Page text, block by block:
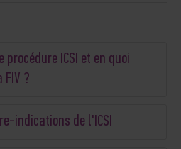
ICSI et en quoi
?
indications de l'ICSI